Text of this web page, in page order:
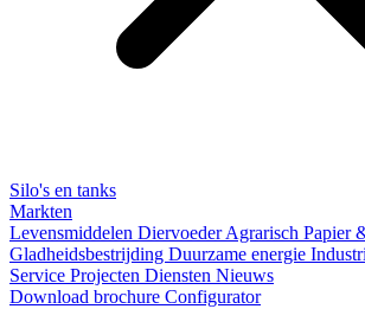
Silo's en tanks
Markten
Levensmiddelen DiervoederAgrarisch Papier
Gladheidsbestrijding Duurzame energie
Service Projecten Diensten Nieuws
Download brochure Configurator